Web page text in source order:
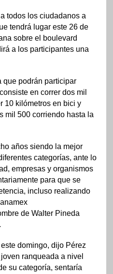
todos los ciudadanos a
tendrá lugar este 26 de
sobre el boulevard
a los participantes una
que podrán participar
en correr dos mil
10 kilómetros en bici y
mil 500 corriendo hasta la
años siendo la mejor
categorías, ante lo
empresas y organismos
para que se
incluso realizando
de Walter Pineda
domingo, dijo Pérez
ranqueada a nivel
su categoría, sentaría